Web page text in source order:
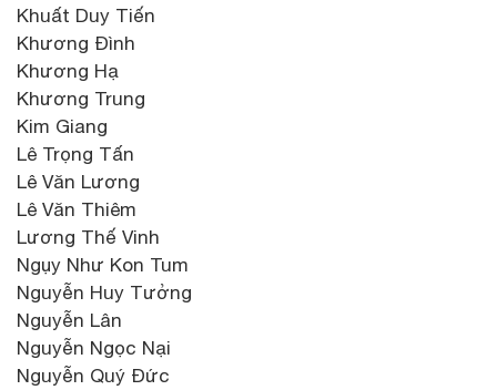
Khuất Duy Tiến
Khương Đình
Khương Hạ
Khương Trung
Kim Giang
Lê Trọng Tấn
Lê Văn Lương
Lê Văn Thiêm
Lương Thế Vinh
Ngụy Như Kon Tum
Nguyễn Huy Tưởng
Nguyễn Lân
Nguyễn Ngọc Nại
Nguyễn Quý Đức